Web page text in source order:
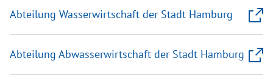
Abteilung Wasserwirtschaft der Stadt Hamburg
Abteilung Abwasserwirtschaft der Stadt Hamburg